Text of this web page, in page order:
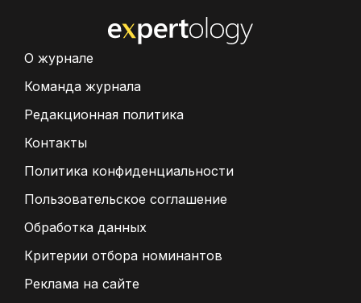
О журнале
Команда журнала
Редакционная политика
Контакты
Политика конфиденциальности
Пользовательское соглашение
Обработка данных
Критерии отбора номинантов
Реклама на сайте